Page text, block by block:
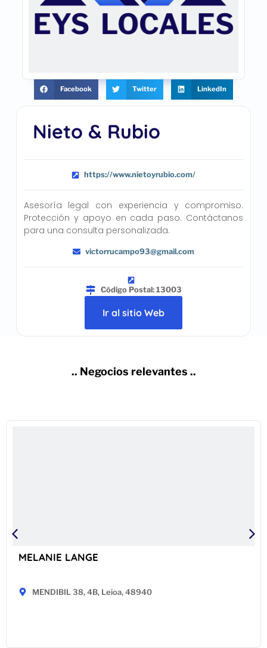
Nieto & Rubio
https://www.nietoyrubio.com/
Asesoría legal con experiencia y compromiso.
Protección y apoyo en cada paso. Contáctanos
para una consulta personalizada.
victorrucampo93@gmail.com
Código Postal: 13003
Ir al sitio Web
Facebook Twitter LinkedIn
.. Negocios relevantes ..
MELANIE LANGE
MENDIBIL 38, 4B, Leioa, 48940